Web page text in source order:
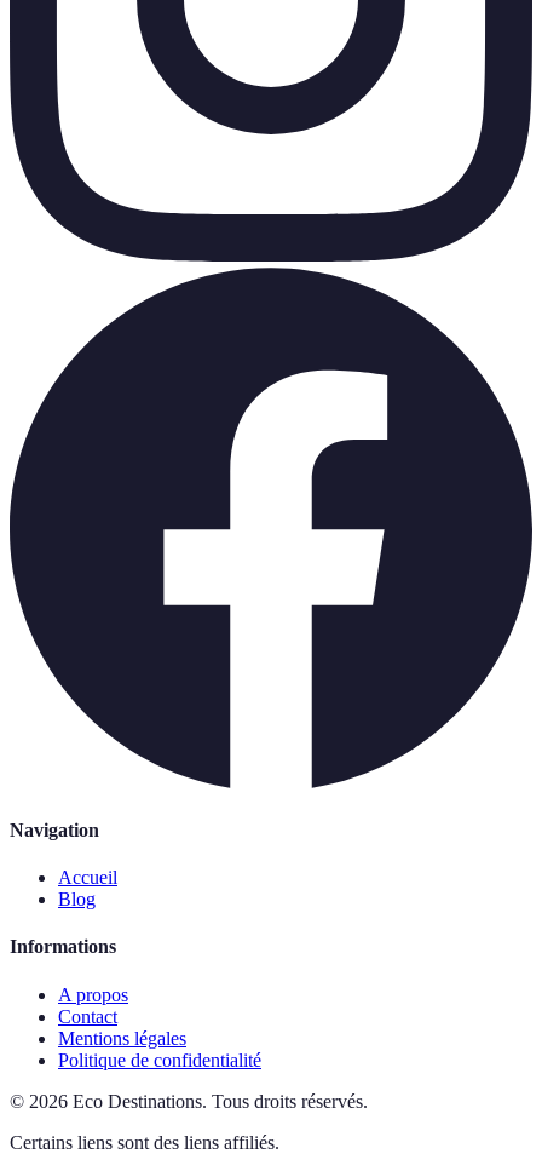
Navigation
Accueil
Blog
Informations
A propos
Contact
Mentions légales
Politique de confidentialité
© 2026 Eco Destinations. Tous droits réservés.
Certains liens sont des liens affiliés.